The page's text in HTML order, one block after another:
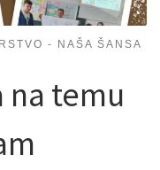
- NAŠA ŠANSA
na temu